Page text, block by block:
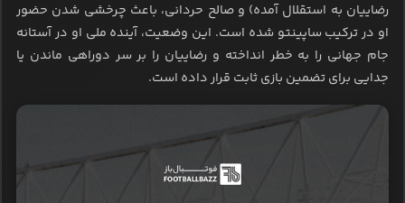
رضاییان به استقلال آمده) و صالح حردانی، باعث چرخشی شدن حضور
او در ترکیب ساپینتو شده است. این وضعیت، آینده ملی او در آستانه
جام جهانی را به خطر انداخته و رضاییان را بر سر دوراهی ماندن یا
جدایی برای تضمین بازی ثابت قرار داده است.